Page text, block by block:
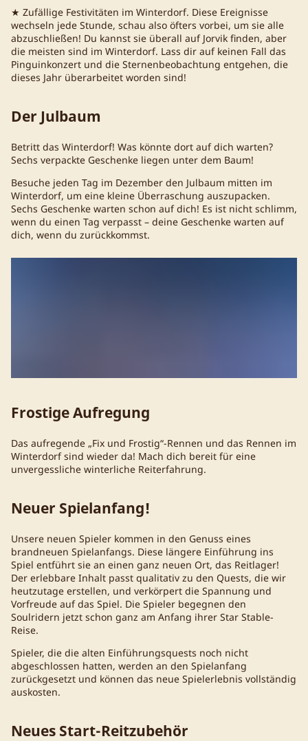
★ Zufällige Festivitäten im Winterdorf. Diese Ereignisse
wechseln jede Stunde, schau also öfters vorbei, um sie alle
abzuschließen! Du kannst sie überall auf Jorvik finden, aber
die meisten sind im Winterdorf. Lass dir auf keinen Fall das
Pinguinkonzert und die Sternenbeobachtung entgehen, die
dieses Jahr überarbeitet worden sind!
Der Julbaum
Betritt das Winterdorf! Was könnte dort auf dich warten?
Sechs verpackte Geschenke liegen unter dem Baum!
Besuche jeden Tag im Dezember den Julbaum mitten im
Winterdorf, um eine kleine Überraschung auszupacken.
Sechs Geschenke warten schon auf dich! Es ist nicht schlimm,
wenn du einen Tag verpasst – deine Geschenke warten auf
dich, wenn du zurückkommst.
Frostige Aufregung
Das aufregende „Fix und Frostig“-Rennen und das Rennen im
Winterdorf sind wieder da! Mach dich bereit für eine
unvergessliche winterliche Reiterfahrung.
Neuer Spielanfang!
Unsere neuen Spieler kommen in den Genuss eines
brandneuen Spielanfangs. Diese längere Einführung ins
Spiel entführt sie an einen ganz neuen Ort, das Reitlager!
Der erlebbare Inhalt passt qualitativ zu den Quests, die wir
heutzutage erstellen, und verkörpert die Spannung und
Vorfreude auf das Spiel. Die Spieler begegnen den
Soulridern jetzt schon ganz am Anfang ihrer Star Stable-
Reise.
Spieler, die die alten Einführungsquests noch nicht
abgeschlossen hatten, werden an den Spielanfang
zurückgesetzt und können das neue Spielerlebnis vollständig
auskosten.
Neues Start-Reitzubehör